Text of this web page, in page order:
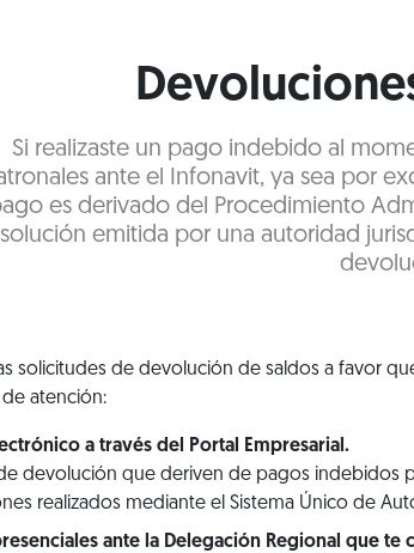
Si realizaste un pago indebido al
ante el Infonavit, ya sea por
es derivado del Procedimiento
emitida por una autoridad
solicitudes de devolución de saldos a favor
atención:
a través del Portal Empresarial.
devolución que deriven de pagos
realizados mediante el Sistema Único de
ante la Delegación Regional que te